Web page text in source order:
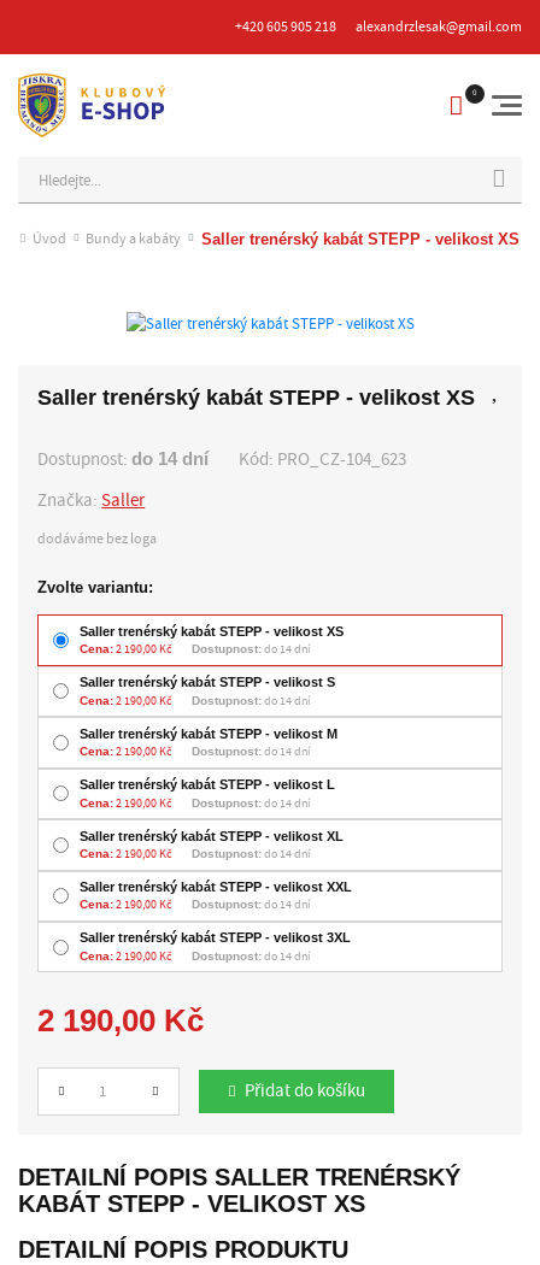
+420 605 905 218 alexandrzlesak@gmail.com
Úvod Bundy a kabáty Saller trenérský kabát STEPP - velikost XS
Saller trenérský kabát STEPP - velikost XS
Dostupnost:do 14 dní Kód: PRO_CZ-104_623
Značka:Saller
dodáváme bez loga
Zvolte variantu:
Saller trenérský kabát STEPP - velikost XS
Cena:2 190,00 Kč Dostupnost:do 14 dní
Saller trenérský kabát STEPP - velikost S
Cena:2 190,00 Kč Dostupnost:do 14 dní
Saller trenérský kabát STEPP - velikost M
Cena:2 190,00 Kč Dostupnost:do 14 dní
Saller trenérský kabát STEPP - velikost L
Cena:2 190,00 Kč Dostupnost:do 14 dní
Saller trenérský kabát STEPP - velikost XL
Cena:2 190,00 Kč Dostupnost:do 14 dní
Saller trenérský kabát STEPP - velikost XXL
Cena:2 190,00 Kč Dostupnost:do 14 dní
Saller trenérský kabát STEPP - velikost 3XL
Cena:2 190,00 Kč Dostupnost:do 14 dní
2 190,00 Kč
Počet Přidat do košíku
DETAILNÍ POPIS SALLER TRENÉRSKÝ
KABÁT STEPP - VELIKOST XS
DETAILNÍ POPIS PRODUKTU